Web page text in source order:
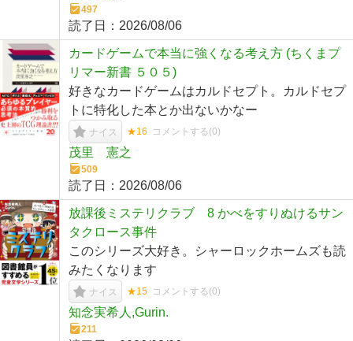
497
読了日： 2026/08/06
カードゲームで本当に強くなる考え方 (ちくまプ
リマー新書 ５０５)
好きなカードゲームはカルドセプト。カルドセプ
トに特化した本とか出ないかなー
ナイス ★16 コメントする(0)
茂里 憲之
509
読了日： 2026/08/06
放課後ミステリクラブ 8 かべをすりぬけるサン
タクロース事件
このシリーズ大好き。シャーロックホームズも読
みたくなります
ナイス ★15 コメントする(0)
知念実希人,Gurin.
211